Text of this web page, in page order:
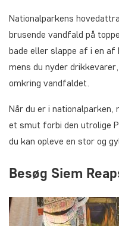
Nationalparkens
brusende vandfald på
bade eller slappe af i en
mens du nyder
omkring vandfaldet.
Når du er i nationalparken,
et smut forbi den utrolige
du kan opleve en stor og
Besøg Siem